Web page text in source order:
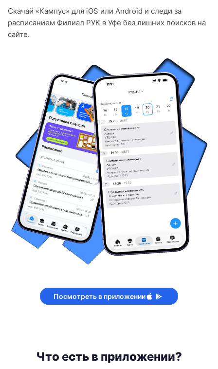
Скачай «Кампус» для iOS или Android и следи за
расписанием Филиал РУК в Уфе без лишних поисков на
сайте.
Посмотреть в приложении
Что есть в приложении?